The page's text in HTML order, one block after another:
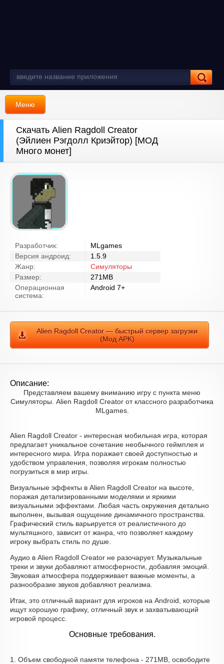
Меню
Скачать Alien Ragdoll Creator
(Эйлиен Рэгдолл Криэйтор) [МОД
Много монет]
Разработчик:
MLgames
Версия андроид:
1.5.9
Жанр:
Симуляторы
Размер:
271MB
Операционная
система:
Android 7+
Alien Ragdoll Creator — быстрый сервер загрузки
(Мод APK)
Описание:
Представляем вашему вниманию игру с пункта меню
Симуляторы. Alien Ragdoll Creator от классного разработчика
MLgames.
Alien Ragdoll Creator - интересная мобильная игра, которая
предлагает уникальное сочетание необычного геймплея и
интересного мира. Игра поражает своей доступностью и
удобством управления, позволяя игрокам полностью
погрузиться в мир игры.
Визуальные эффекты в Alien Ragdoll Creator на высоте,
поражая детализированными моделями и яркими
визуальными эффектами. Любая часть окружения детально
выполнен, вызывая ощущение динамичного пространства.
Графический стиль варьируется от реалистичного до
мультяшного, зависит от жанра, что позволяет каждому
игроку выбрать стиль по душе.
Аудио в Alien Ragdoll Creator не разочарует. Музыкальные
треки и звуки добавляют атмосферности, добавляя эмоций.
Звуковая атмосфера поддерживает важные моменты, а
разнообразие звуков добавляют реализма.
Итак, это отличный вариант для игроков на Android, которые
ищут хорошую графику, отличный звук и захватывающий
игровой процесс.
Основные требования.
1. Объем свободной памяти телефона - 271MB, освободите